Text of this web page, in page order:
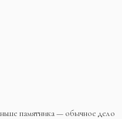
памятника — обычное дело